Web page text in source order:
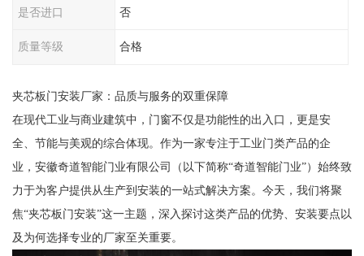
是否进口 否
质量等级 合格
夹芯板门安装厂家：品质与服务的双重保障
在现代工业与商业建筑中，门窗不仅是功能性的出入口，更是安
全、节能与美观的综合体现。作为一家专注于工业门类产品的企
业，安徽奇道智能门业有限公司（以下简称“奇道智能门业”）始终致
力于为客户提供从生产到安装的一站式解决方案。今天，我们将聚
焦“夹芯板门安装”这一主题，深入探讨这类产品的优势、安装要点以
及为何选择专业的厂家至关重要。